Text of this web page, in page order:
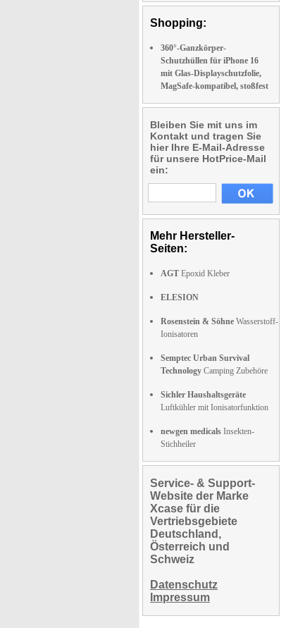
Shopping:
360°-Ganzkörper-
Schutzhüllen für iPhone 16
mit Glas-Displayschutzfolie,
MagSafe-kompatibel, stoßfest
Bleiben Sie mit uns im
Kontakt und tragen Sie
hier Ihre E-Mail-Adresse
für unsere HotPrice-Mail
ein:
Mehr Hersteller-
Seiten:
AGT Epoxid Kleber
ELESION
Rosenstein & Söhne Wasserstoff-
Ionisatoren
Semptec Urban Survival
Technology Camping Zubehöre
Sichler Haushaltsgeräte
Luftkühler mit Ionisatorfunktion
newgen medicals Insekten-
Stichheiler
Service- & Support-
Website der Marke
Xcase für die
Vertriebsgebiete
Deutschland,
Österreich und
Schweiz
Datenschutz
Impressum